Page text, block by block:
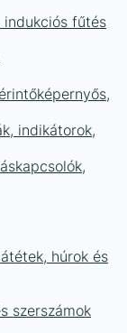
indukciós fűtés
indikátorok,
húrok és
szerszámok